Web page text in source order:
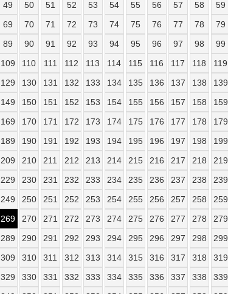
49 50 51 52 53 54 55 56 57 58
59
69 70 71 72 73 74 75 76 77 78
79
89 90 91 92 93 94 95 96 97 98
99
109 110 111 112 113 114 115 116 117 118
119
129 130 131 132 133 134 135 136 137 138
139
149 150 151 152 153 154 155 156 157 158
159
169 170 171 172 173 174 175 176 177 178
179
189 190 191 192 193 194 195 196 197 198
199
209 210 211 212 213 214 215 216 217 218
219
229 230 231 232 233 234 235 236 237 238
239
249 250 251 252 253 254 255 256 257 258
259
269 270 271 272 273 274 275 276 277 278
279
289 290 291 292 293 294 295 296 297 298
299
309 310 311 312 313 314 315 316 317 318
319
329 330 331 332 333 334 335 336 337 338
339